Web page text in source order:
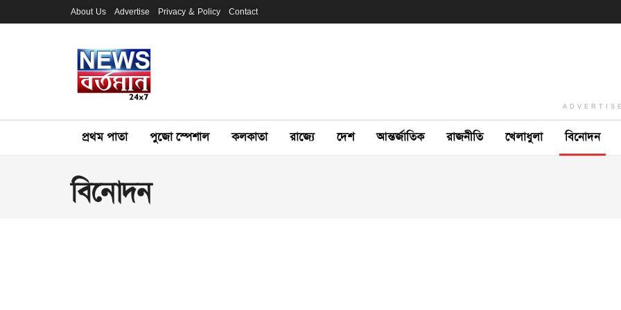
About Us Advertise Privacy & Policy Contact
প্রথম পাতা পুজো স্পেশাল কলকাতা রাজ্যে দেশ আন্তর্জাতিক রাজনীতি খেলাধুলা বিনোদন
বিনোদন